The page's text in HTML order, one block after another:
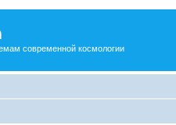
современной космологии